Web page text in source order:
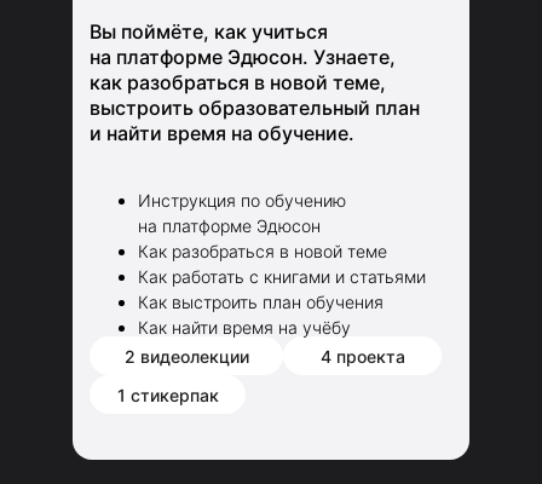
2 видеолекции
4 проекта
1 стикерпак
Инструкция по обучению
на платформе Эдюсон
Как разобраться в новой теме
Как работать с книгами и статьями
Как выстроить план обучения
Как найти время на учёбу
Вы поймёте, как учиться
на платформе Эдюсон. Узнаете,
как разобраться в новой теме,
выстроить образовательный план
и найти время на обучение.